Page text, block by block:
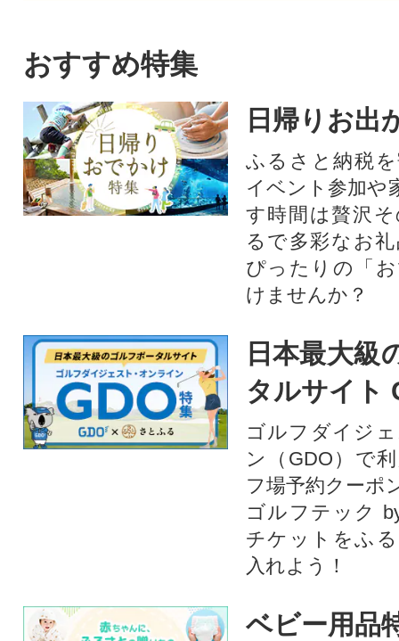
おすすめ特集
日帰りお出
ふるさと納税
イベント参加や
す時間は贅沢
るで多彩なお
ぴったりの「
けませんか？
日本最大級
タルサイト
ゴルフダイジ
ン（GDO）で
フ場予約クーポ
ゴルフテック
チケットをふ
入れよう！
ベビー用品